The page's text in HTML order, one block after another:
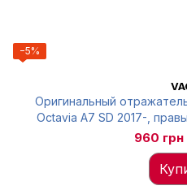
−5%
Оригинальный
Octavia A7 SD 2017-,
(катафот),
960 грн